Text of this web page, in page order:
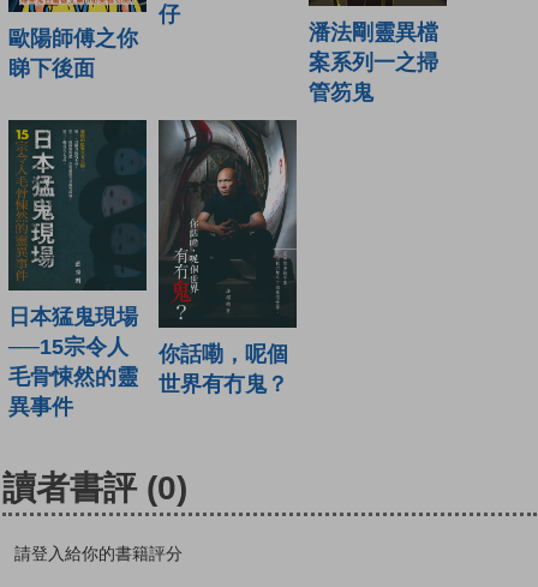
歐陽師傅之你
睇下後面
仔
潘法剛靈異檔
案系列一之掃
管笏鬼
日本猛鬼現場
──15宗令人
毛骨悚然的靈
異事件
你話嘞，呢個
世界有冇鬼？
讀者書評 (0)
請登入給你的書籍評分